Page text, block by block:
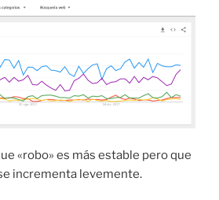
«robo» es más estable pero que
incrementa levemente.